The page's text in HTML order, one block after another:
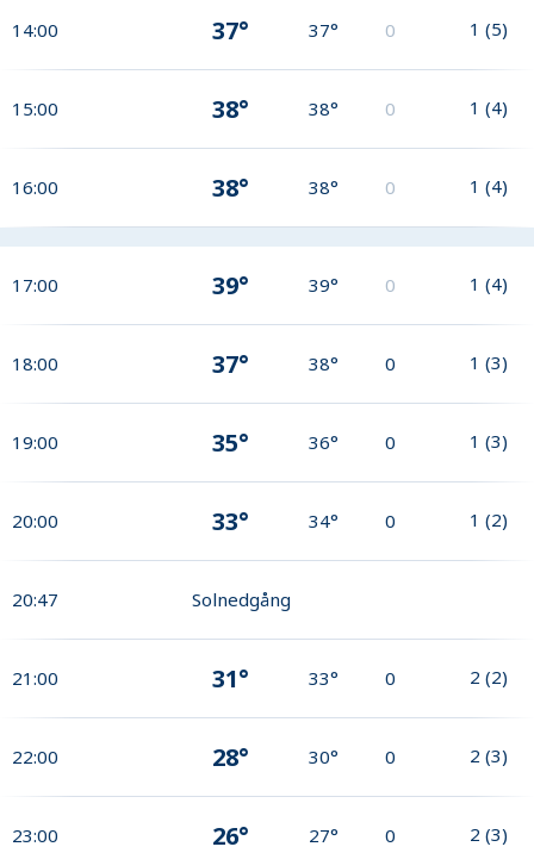
14:00 37° 37° 0 1 (5)
15:00 38° 38° 0 1 (4)
16:00 38° 38° 0 1 (4)
17:00 39° 39° 0 1 (4)
18:00 37° 38° 0 1 (3)
19:00 35° 36° 0 1 (3)
20:00 33° 34° 0 1 (2)
20:47 Solnedgång
21:00 31° 33° 0 2 (2)
22:00 28° 30° 0 2 (3)
23:00 26° 27° 0 2 (3)